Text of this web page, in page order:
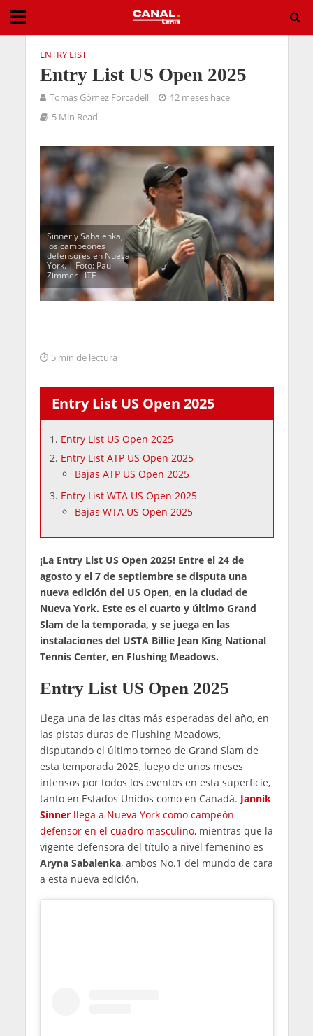
ENTRY LIST
Entry List US Open 2025
Tomás Gómez Forcadell
12 meses hace
5 Min Read
Sinner y Sabalenka,
los campeones
defensores en Nueva
York. | Foto: Paul
Zimmer - ITF
5 min de lectura
Entry List US Open 2025
Entry List US Open 2025
Entry List ATP US Open 2025
Bajas ATP US Open 2025
Entry List WTA US Open 2025
Bajas WTA US Open 2025
¡La Entry List US Open 2025! Entre el 24 de
agosto y el 7 de septiembre se disputa una
nueva edición del US Open, en la ciudad de
Nueva York. Este es el cuarto y último Grand
Slam de la temporada, y se juega en las
instalaciones del USTA Billie Jean King National
Tennis Center, en Flushing Meadows.
Entry List US Open 2025
Llega una de las citas más esperadas del año, en
las pistas duras de Flushing Meadows,
disputando el último torneo de Grand Slam de
esta temporada 2025, luego de unos meses
intensos por todos los eventos en esta superficie,
tanto en Estados Unidos como en Canadá. Jannik
Sinnerllega a Nueva York como campeón
defensor en el cuadro masculino, mientras que la
vigente defensora del título a nivel femenino es
Aryna Sabalenka, ambos No.1 del mundo de cara
a esta nueva edición.